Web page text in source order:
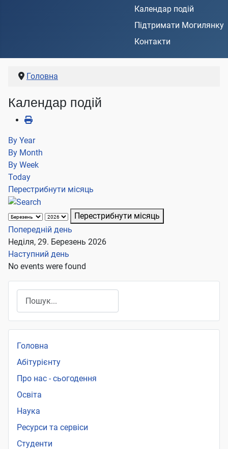
Календар подій
Підтримати Могилянку
Контакти
Головна
Календар подій
By Year
By Month
By Week
Today
Перестрибнути місяць
Перестрибнути місяць
Попередній день
Неділя, 29. Березень 2026
Наступний день
No events were found
Головна
Абітурієнту
Про нас - сьогодення
Освіта
Наука
Ресурси та сервіси
Студенти